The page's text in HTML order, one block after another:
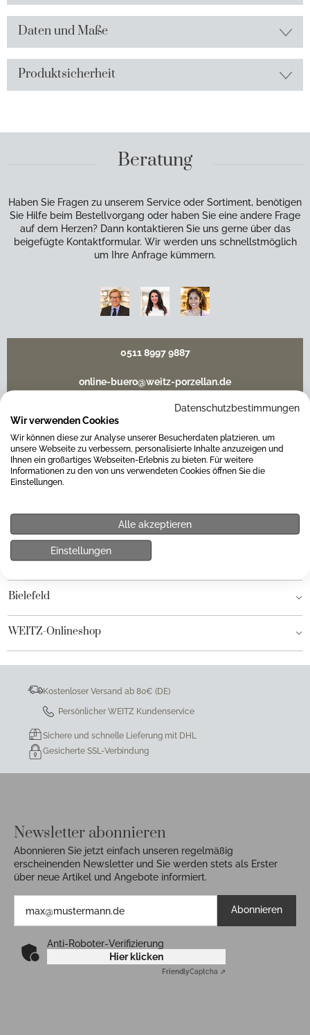
Daten und Maße
Produktsicherheit
Beratung
Haben Sie Fragen zu unserem Service oder Sortiment, benötigen
Sie Hilfe beim Bestellvorgang oder haben Sie eine andere Frage
auf dem Herzen? Dann kontaktieren Sie uns gerne über das
beigefügte Kontaktformular. Wir werden uns schnellstmöglich
um Ihre Anfrage kümmern.
0511 8997 9887
online-buero@weitz-porzellan.de
Unsere Häuser
Hannover
Hamburg am Neuen Wall
Hamburg AEZ
Bielefeld
WEITZ-Onlineshop
Kostenloser Versand ab 80€ (DE)
Persönlicher WEITZ Kundenservice
Sichere und schnelle Lieferung mit DHL
Gesicherte SSL-Verbindung
Newsletter abonnieren
Abonnieren Sie jetzt einfach unseren regelmäßig
erscheinenden Newsletter und Sie werden stets als Erster
über neue Artikel und Angebote informiert.
Abonnieren
Anti-Roboter-Verifizierung
Hier klicken
FriendlyCaptcha ⇗
Datenschutzbestimmungen
Wir verwenden Cookies
Wir können diese zur Analyse unserer Besucherdaten platzieren, um
unsere Webseite zu verbessern, personalisierte Inhalte anzuzeigen und
Ihnen ein großartiges Webseiten-Erlebnis zu bieten. Für weitere
Informationen zu den von uns verwendeten Cookies öffnen Sie die
Einstellungen.
Alle akzeptieren
Einstellungen